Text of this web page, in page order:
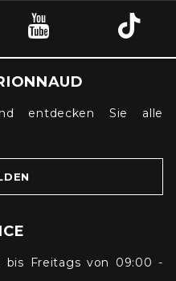
entdecken Sie alle
bis Freitags von 09:00 -